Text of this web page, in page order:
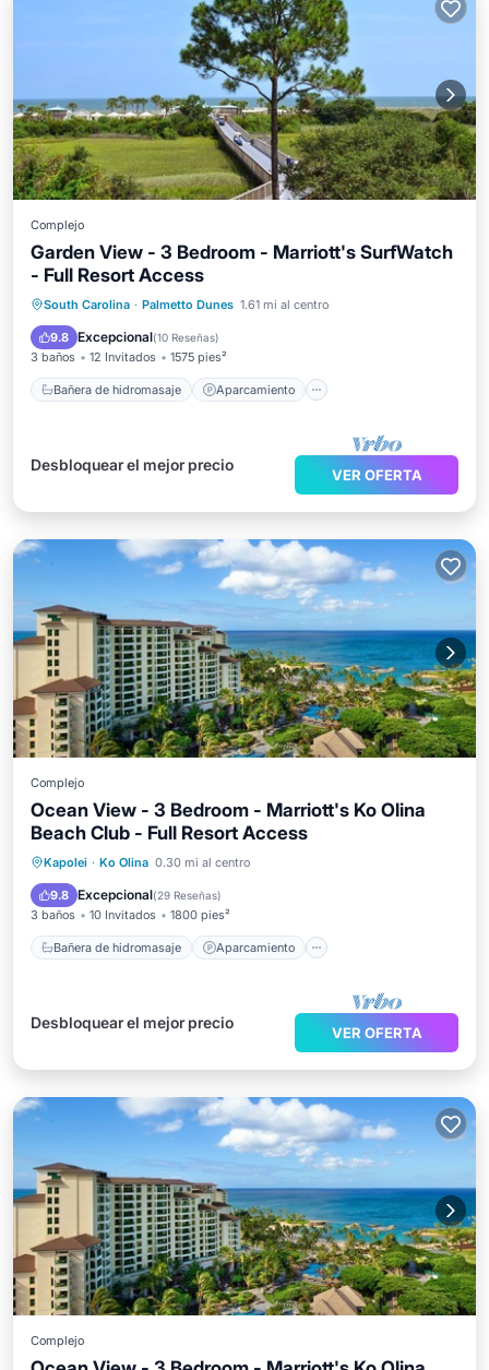
Complejo
Garden View - 3 Bedroom - Marriott's SurfWatch
- Full Resort Access
South Carolina · Palmetto Dunes 1.61 mi al centro
9.8 Excepcional(10 Reseñas)
3 baños 12 Invitados 1575 pies²
Bañera de hidromasaje Aparcamiento
Bañera de hidromasaje
Aparcamiento
Piscina
Balcón/Terraza
Desbloquear el mejor precio
VER OFERTA
Complejo
Ocean View - 3 Bedroom - Marriott's Ko Olina
Beach Club - Full Resort Access
Kapolei · Ko Olina 0.30 mi al centro
9.8 Excepcional(29 Reseñas)
3 baños 10 Invitados 1800 pies²
Bañera de hidromasaje Aparcamiento
Bañera de hidromasaje
Piscina
Balcón/Terraza
Desbloquear el mejor precio
VER OFERTA
Complejo